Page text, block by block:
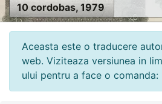
10 cordobas, 1979
Aceasta este o traducere
web. Viziteaza versiunea in
ului pentru a face o comanda: